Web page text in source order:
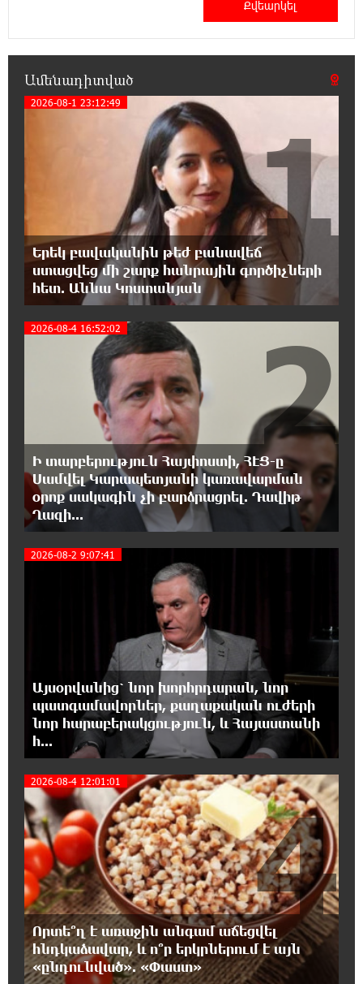
Բ-ի և եպիսկոպոսների դեմ քրեական
Սարյան փողոցի բնակարաններից մեկում
պայթյունի հետևանքով 55-ամյա
տղամարդը այրվածքներով տեղափոխվել է
«Այրվածքաբանության ազգային կենտրոն»
20:11:48 7-08-2026
Սլովակիայի արևելքում արտակարգ
դրություն է հայտարարվել շոգի ալիքների
19:53:41 7-08-2026
Երթևեկության կազմակերպման
փոփոխություն տեղի կունենա
19:35:21 7-08-2026
Հայաստանի հավաքականի նախկին
մարզիչը կգլխավորի Ղազախստանի
հավաքականը
19:17:59 7-08-2026
ԱԱԾ-ն զեկույց է ներկայացրել
18:58:46 7-08-2026
կարող են պարտվել Կոնգրեսի միջանկյալ
18:51:59 7-08-2026
«ՀայաՔվեի» անդամները ևս
Վաղարշապատի դատարանի բակում են`
հաջակցություն Հայ առաքելական եկեղեցու և նրա
Հովվապետի
18:47:06 7-08-2026
Օգոստոսի 7-ը ասորի ժողովրդի
ցեղասպանության հիշատակի օրն է․ Ուժեղ
Հայաստան
18:41:31 7-08-2026
Հայաստանը ապրում է իր գոյության
ամենախայտառակ ժամանակաշրջանը․
Գառնիկ Դավթյան
18:37:08 7-08-2026
Այսօր ամոթի օր է, այսօր Էջմիածնում
դատում են Ամենայն Հայոց Կաթողիկոսին.
Մարիաննա Ղահրամանյան
Ամենադիտված
2026-08-1 23:12:49
Երեկ բավականին թեժ բանավեճ
ստացվեց մի շարք հանրային գործիչների
հետ. Աննա Կոստանյան
1
2026-08-4 16:52:02
Ի տարբերություն Հայփոստի, ՀԷՑ-ը
Սամվել Կարապետյանի կառավարման
օրոք սակագին չի բարձրացրել. Դավիթ
Ղազի...
2
2026-08-2 9:07:41
Այսօրվանից՝ նոր խորհրդարան, նոր
պատգամավորներ, քաղաքական ուժերի
նոր հարաբերակցություն, և Հայաստանի
հ...
3
2026-08-4 12:01:01
Որտե՞ղ է առաջին անգամ աճեցվել
հնդկաձավար, և ո՞ր երկրներում է այն
«ընդունված». «Փաստ»
4